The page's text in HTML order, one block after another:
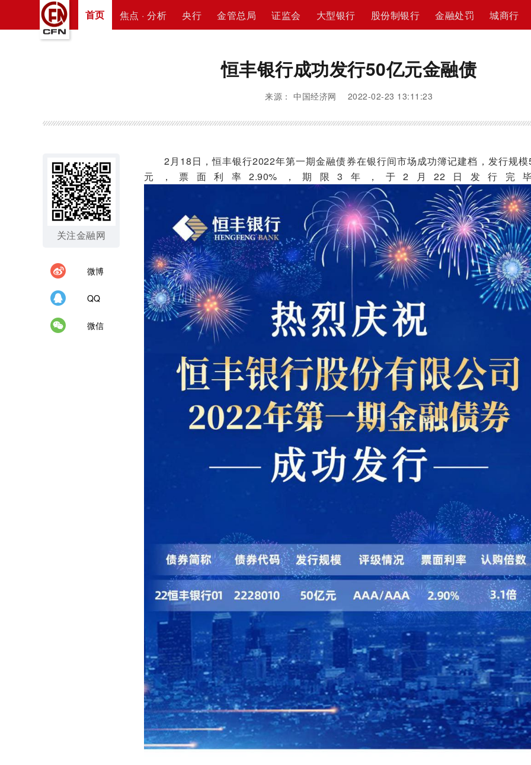
首页 焦点 · 分析 央行 金管总局 证监会 大型银行 股份制银行 金融处罚 城商行
恒丰银行成功发行50亿元金融债
来源： 中国经济网 2022-02-23 13:11:23
关注金融网
微博
QQ
微信
2月18日，恒丰银行2022年第一期金融债券在银行间市场成功簿记建档，发行规模
元，票面利率2.90%，期限3年，于2月22日发行完毕